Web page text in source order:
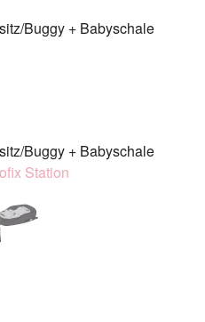
Buggy + Babyschale
Buggy + Babyschale
Station